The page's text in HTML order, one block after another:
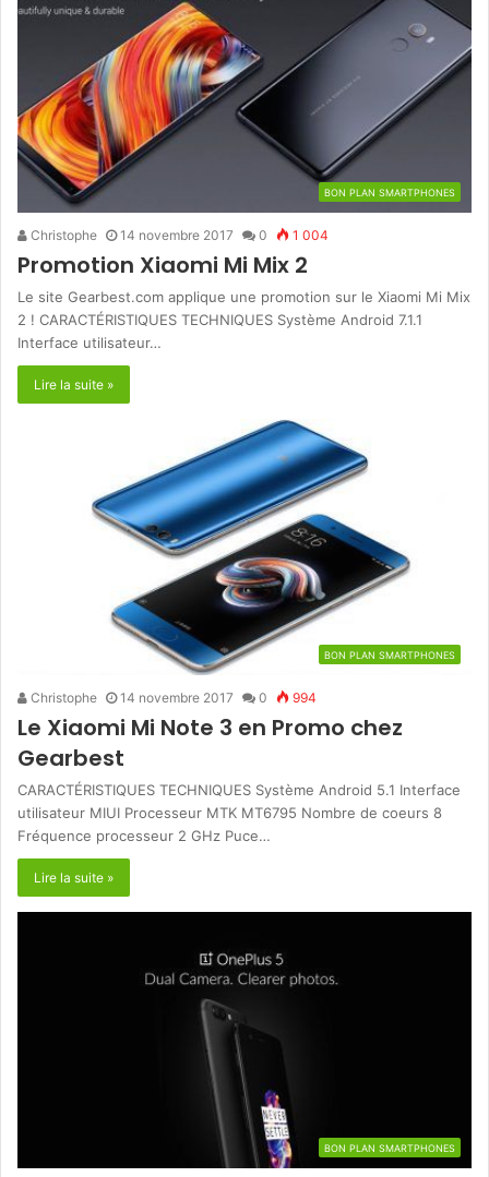
BON PLAN SMARTPHONES
Christophe 14 novembre 2017 0 1 004
Promotion Xiaomi Mi Mix 2
Le site Gearbest.com applique une promotion sur le Xiaomi Mi Mix
2 ! CARACTÉRISTIQUES TECHNIQUES Système Android 7.1.1
Interface utilisateur…
Lire la suite »
BON PLAN SMARTPHONES
Christophe 14 novembre 2017 0 994
Le Xiaomi Mi Note 3 en Promo chez
Gearbest
CARACTÉRISTIQUES TECHNIQUES Système Android 5.1 Interface
utilisateur MIUI Processeur MTK MT6795 Nombre de coeurs 8
Fréquence processeur 2 GHz Puce…
Lire la suite »
BON PLAN SMARTPHONES